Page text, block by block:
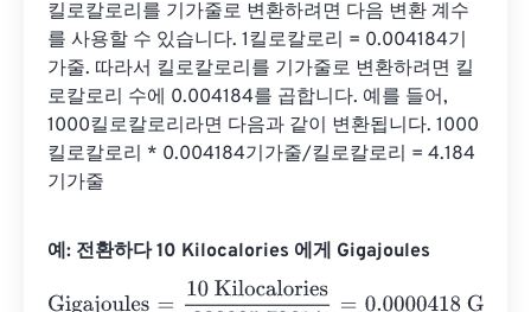
킬로칼로리를 기가줄로 변환하려면 다음 변환 계수
를 사용할 수 있습니다. 1킬로칼로리 = 0.004184기
가줄. 따라서 킬로칼로리를 기가줄로 변환하려면 킬
로칼로리 수에 0.004184를 곱합니다. 예를 들어,
1000킬로칼로리라면 다음과 같이 변환됩니다. 1000
킬로칼로리 * 0.004184기가줄/킬로칼로리 = 4.184
기가줄
예: 전환하다 10 Kilocalories 에게 Gigajoules
Gigajoules
10 Kilocalories239005.73614=0.0000418